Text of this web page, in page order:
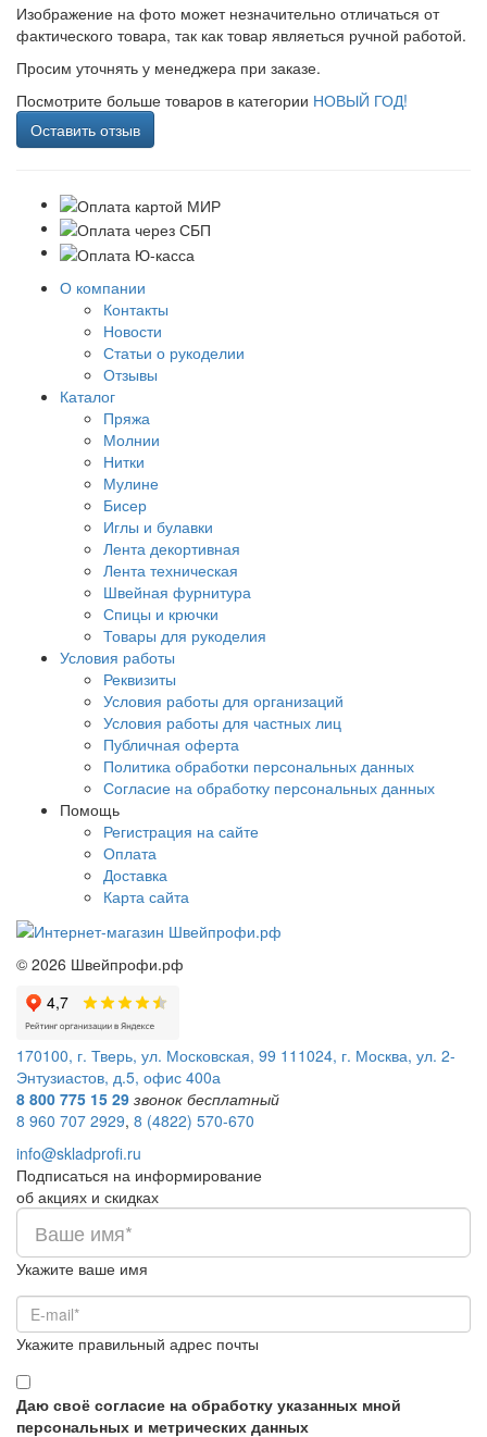
Изображение на фото может незначительно отличаться от
фактического товара, так как товар являеться ручной работой.
Просим уточнять у менеджера при заказе.
Посмотрите больше товаров в категории НОВЫЙ ГОД!
Оставить отзыв
О компании
Контакты
Новости
Статьи о рукоделии
Отзывы
Каталог
Пряжа
Молнии
Нитки
Мулине
Бисер
Иглы и булавки
Лента декортивная
Лента техническая
Швейная фурнитура
Спицы и крючки
Товары для рукоделия
Условия работы
Реквизиты
Условия работы для организаций
Условия работы для частных лиц
Публичная оферта
Политика обработки персональных данных
Согласие на обработку персональных данных
Помощь
Регистрация на сайте
Оплата
Доставка
Карта сайта
© 2026 Швейпрофи.рф
170100, г. Тверь, ул. Московская, 99 111024, г. Москва, ул. 2-
Энтузиастов, д.5, офис 400а
8 800 775 15 29 звонок бесплатный
8 960 707 2929, 8 (4822) 570-670
info@skladprofi.ru
Подписаться на информирование
об акциях и скидках
Укажите ваше имя
Укажите правильный адрес почты
Даю своё согласие на обработку указанных мной
персональных и метрических данных